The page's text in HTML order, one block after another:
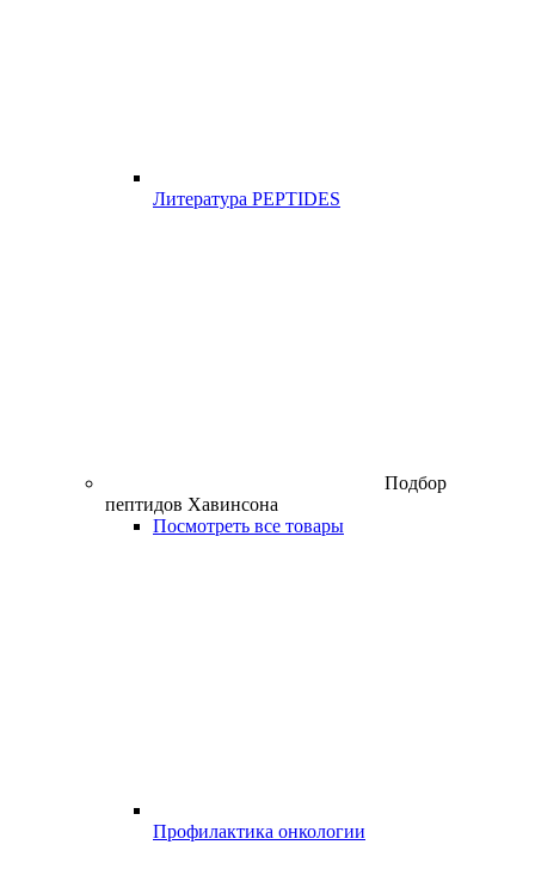
Литература PEPTIDES
Подбор
пептидов Хавинсона
Посмотреть все товары
Профилактика онкологии